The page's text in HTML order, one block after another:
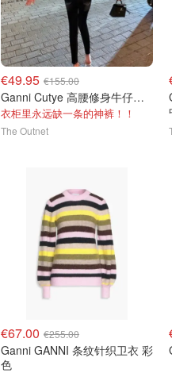
€49.95 €155.00
Ganni Cutye 高腰修身牛仔裤 深蓝色
衣柜里永远缺一条的神裤！！
The Outnet
€67.00 €255.00
Ganni GANNI 条纹针织卫衣 彩
色